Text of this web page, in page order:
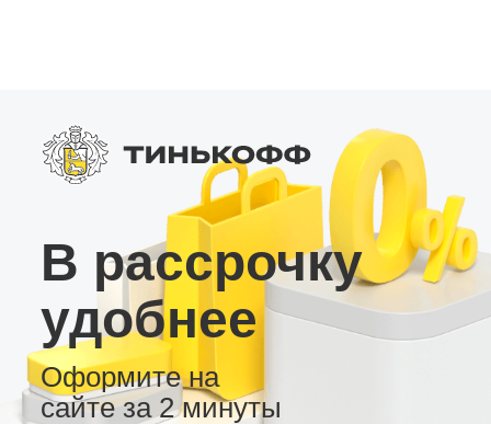
для сабвуфера, подключение SPDIF (Coax и
Toslink) • Встроенный вентилятор охлаждения,
слот для 4G SIM-карты и поддержка AHD
камеры заднего вида и USB
видеорегистратора Эта андроид магнитола –
идеальный выбор для тех, кто ценит качество,
функциональность и современный дизайн в
автомобиле.
В рассрочку
удобнее
Оформите на
сайте за 2 минуты